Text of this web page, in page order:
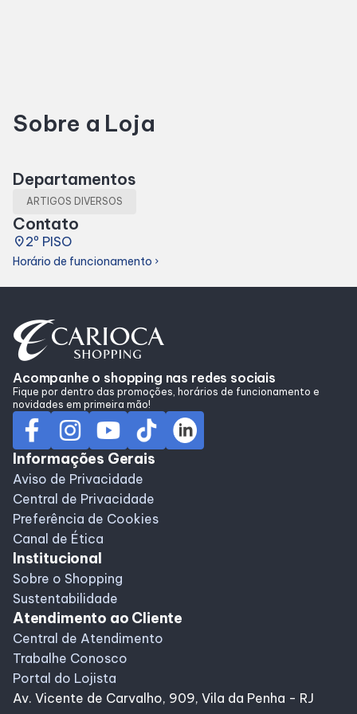
Cinema
Eventos
Lojas
Alimentação
Programa de benefícios
Sobre a Loja
Departamentos
ARTIGOS DIVERSOS
Contato
place2º PISO
Horário de funcionamento chevron_right
Acompanhe o shopping nas redes sociais
Fique por dentro das promoções, horários de funcionamento e
novidades em primeira mão!
Informações Gerais
Aviso de Privacidade
Central de Privacidade
Preferência de Cookies
Canal de Ética
Institucional
Sobre o Shopping
Sustentabilidade
Atendimento ao Cliente
Central de Atendimento
Trabalhe Conosco
Portal do Lojista
Av. Vicente de Carvalho, 909, Vila da Penha - RJ